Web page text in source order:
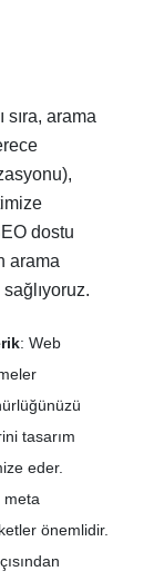
sıra, arama
dostu
arama
sağlıyoruz.
: Web
tasarım
eder.
meta
önemlidir.